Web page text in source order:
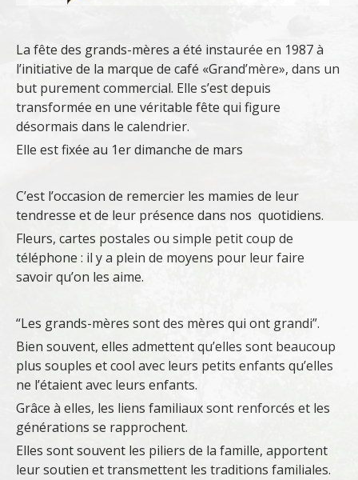
La fête des grands-mères a été instaurée en 1987 à
l’initiative de la marque de café «Grand’mère», dans un
but purement commercial. Elle s’est depuis
transformée en une véritable fête qui figure
désormais dans le calendrier.
Elle est fixée au 1er dimanche de mars
C’est l’occasion de remercier les mamies de leur
tendresse et de leur présence dans nos quotidiens.
Fleurs, cartes postales ou simple petit coup de
téléphone : il y a plein de moyens pour leur faire
savoir qu’on les aime.
“Les grands-mères sont des mères qui ont grandi”.
Bien souvent, elles admettent qu’elles sont beaucoup
plus souples et cool avec leurs petits enfants qu’elles
ne l’étaient avec leurs enfants.
Grâce à elles, les liens familiaux sont renforcés et les
générations se rapprochent.
Elles sont souvent les piliers de la famille, apportent
leur soutien et transmettent les traditions familiales.